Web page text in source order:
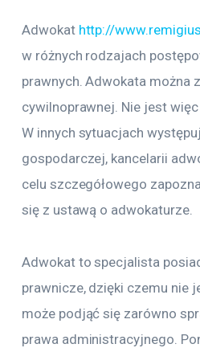
Adwokat http://
w różnych rodzajach
prawnych. Adwokata
cywilnoprawnej. Nie jest
W innych sytuacjach
gospodarczej, kancelarii
celu szczegółowego
się z ustawą o adwokaturze.
Adwokat to specjalista
prawnicze, dzięki czemu nie
może podjąć się zarówno
prawa administracyjnego.